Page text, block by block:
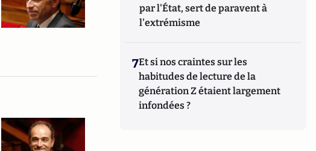
par l'État, sert de paravent à
l'extrémisme
7Et si nos craintes sur les
habitudes de lecture de la
génération Z étaient largement
infondées ?